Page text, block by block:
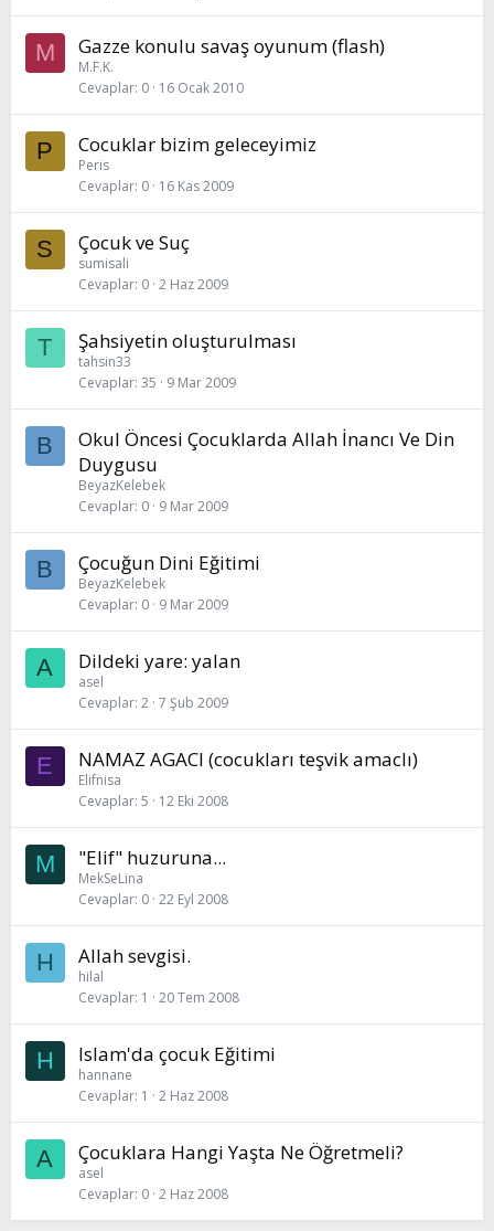
M Gazze konulu savaş oyunum (flash)
M.F.K.
Cevaplar 0 16 Ocak 2010
P Cocuklar bizim geleceyimiz
Peris
Cevaplar 0 16 Kas 2009
S Çocuk ve Suç
sumisali
Cevaplar 0 2 Haz 2009
T Şahsiyetin oluşturulması
tahsin33
Cevaplar 35 9 Mar 2009
B
Okul Öncesi Çocuklarda Allah İnancı Ve Din
Duygusu
BeyazKelebek
Cevaplar 0 9 Mar 2009
B Çocuğun Dini Eğitimi
BeyazKelebek
Cevaplar 0 9 Mar 2009
A Dildeki yare: yalan
asel
Cevaplar 2 7 Şub 2009
E NAMAZ AGACI (cocukları teşvik amaclı)
Elifnisa
Cevaplar 5 12 Eki 2008
M "Elif" huzuruna...
MekSeLina
Cevaplar 0 22 Eyl 2008
H Allah sevgisi.
hilal
Cevaplar 1 20 Tem 2008
H Islam'da çocuk Eğitimi
hannane
Cevaplar 1 2 Haz 2008
A Çocuklara Hangi Yaşta Ne Öğretmeli?
asel
Cevaplar 0 2 Haz 2008